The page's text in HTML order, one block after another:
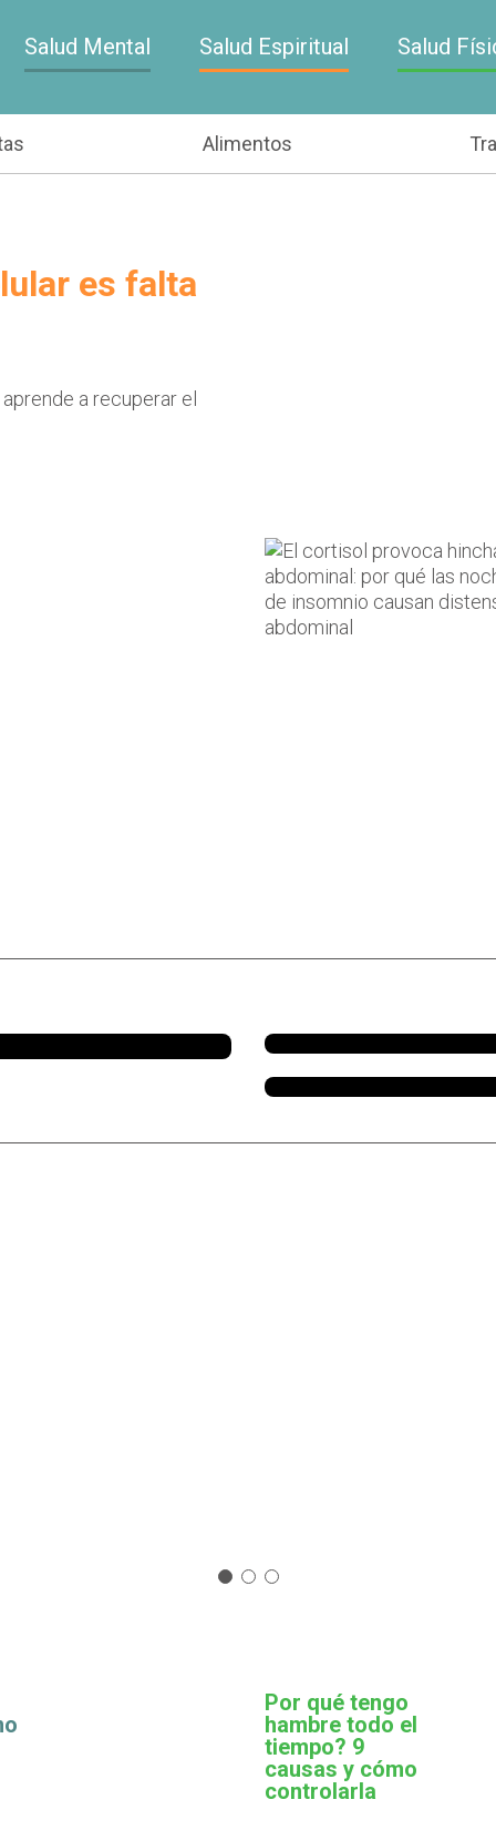
Salud Mental Salud Espiritual Salud
Alimentos
es falta
a recuperar el
Por qué tengo
hambre todo el
tiempo? 9
causas y cómo
controlarla